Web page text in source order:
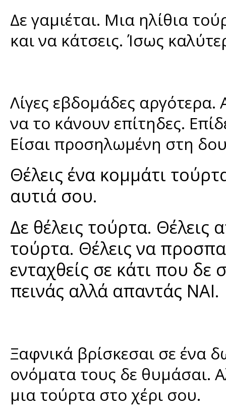
Δε γαμιέται. Μια ηλίθια
και να κάτσεις. Ίσως
Λίγες εβδομάδες
να το κάνουν επίτηδες.
Είσαι προσηλωμένη στη
Θέλεις ένα κομμάτι
αυτιά σου.
Δε θέλεις τούρτα.
τούρτα. Θέλεις να
ενταχθείς σε κάτι που δε
πεινάς αλλά απαντάς ΝΑΙ.
Ξαφνικά βρίσκεσαι σε ένα
ονόματα τους δε θυμάσαι.
μια τούρτα στο χέρι σου.